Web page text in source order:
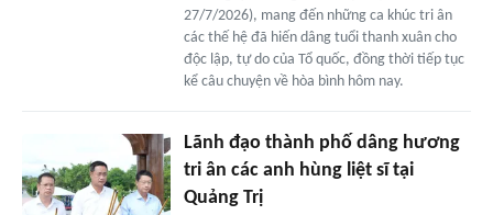
27/7/2026), mang đến những ca khúc tri ân
các thế hệ đã hiến dâng tuổi thanh xuân cho
độc lập, tự do của Tổ quốc, đồng thời tiếp tục
kể câu chuyện về hòa bình hôm nay.
Lãnh đạo thành phố dâng hương
tri ân các anh hùng liệt sĩ tại
Quảng Trị